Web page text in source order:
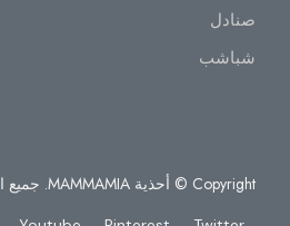
صنادل
شباشب
Copyright © أحذية MAMMAMIA. جميع الحقوق محفوظة.